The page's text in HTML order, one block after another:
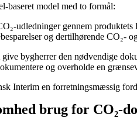
baseret model med to formål:
udledninger gennem
og dertilhørende CO₂-
bygherrer den nødvendige
og overholde en
Interim en forretningsmæssig
brug for CO₂-